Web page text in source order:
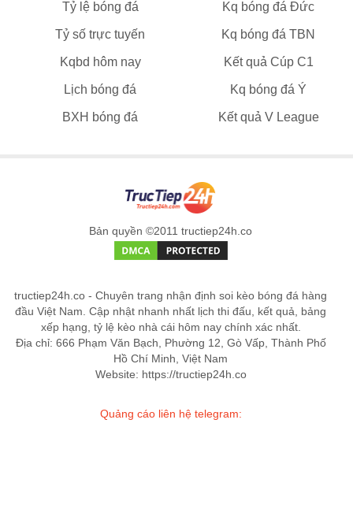
Tỷ lệ bóng đá Kq bóng đá Đức
Tỷ số trực tuyến Kq bóng đá TBN
Kqbd hôm nay Kết quả Cúp C1
Lịch bóng đá Kq bóng đá Ý
BXH bóng đá Kết quả V League
Bản quyền ©2011 tructiep24h.co
tructiep24h.co - Chuyên trang nhận định soi kèo bóng đá hàng
đầu Việt Nam. Cập nhật nhanh nhất lịch thi đấu, kết quả, bảng
xếp hạng, tỷ lệ kèo nhà cái hôm nay chính xác nhất.
Địa chỉ: 666 Phạm Văn Bạch, Phường 12, Gò Vấp, Thành Phố
Hồ Chí Minh, Việt Nam
Website: https://tructiep24h.co
Quảng cáo liên hệ telegram: